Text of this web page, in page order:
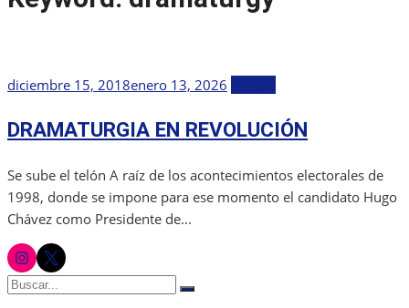
Publicada
diciembre 15, 2018enero 13, 2026
DRAMATURGIA EN REVOLUCIÓN
Se sube el telón A raíz de los acontecimientos electorales de
1998, donde se impone para ese momento el candidato Hugo
Chávez como Presidente de...
instagram
twitter
Buscar:
Buscar